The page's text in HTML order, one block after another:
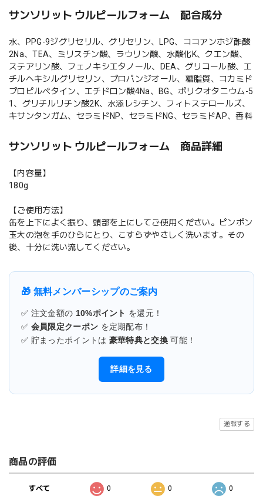
サンソリット ウルピールフォーム 配合成分
水、PPG-9ジグリセリル、グリセリン、LPG、ココアンホジ酢酸
2Na、TEA、ミリスチン酸、ラウリン酸、水酸化K、クエン酸、
ステアリン酸、フェノキシエタノール、DEA、グリコール酸、エ
チルヘキシルグリセリン、プロパンジオール、糖脂質、コカミド
プロピルベタイン、エチドロン酸4Na、BG、ポリクオタニウム-5
1、グリチルリチン酸2K、水添レシチン、フィトステロールズ、
キサンタンガム、セラミドNP、セラミドNG、セラミドAP、香料
サンソリット ウルピールフォーム 商品詳細
【内容量】
180g
【ご使用方法】
缶を上下によく振り、頭部を上にしてご使用ください。ピンポン
玉大の泡を手のひらにとり、こすらずやさしく洗います。その
後、十分に洗い流してください。
🎁 無料メンバーシップのご案内
✅ 注文金額の 10%ポイント を還元！
✅ 会員限定クーポン を定期配布！
✅ 貯まったポイントは 豪華特典と交換 可能！
詳細を見る
通報する
商品の評価
すべて 0 0 0